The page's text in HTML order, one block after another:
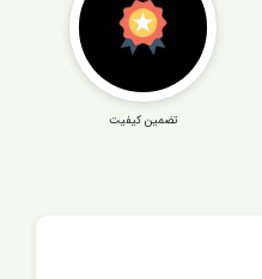
تضمین کیفیت